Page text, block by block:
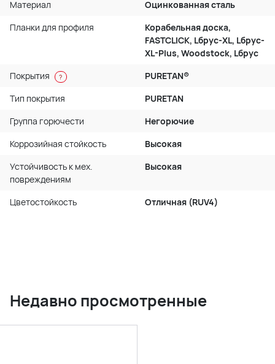
Материал
Оцинкованная сталь
Планки для профиля
Корабельная доска,
FASTCLICK, Lбрус-XL, Lбрус-
XL-Plus, Woodstock, Lбрус
Покрытия
?
PURETAN®
Тип покрытия
PURETAN
Группа горючести
Негорючие
Коррозийная стойкость
Высокая
Устойчивость к мех.
повреждениям
Высокая
Цветостойкость Отличная (RUV4)
Недавно просмотренные